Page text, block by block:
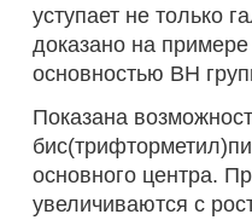
уступает не только
доказано на
основностью ВН
Показана
основного центра.
увеличиваются с